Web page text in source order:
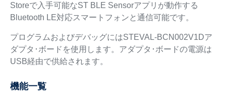
Storeで入手可能なST BLE Sensorアプリが動作する
Bluetooth LE対応スマートフォンと通信可能です。
プログラムおよびデバッグにはSTEVAL-BCN002V1Dア
ダプタ･ボードを使用します。アダプタ･ボードの電源は
USB経由で供給されます。
機能一覧